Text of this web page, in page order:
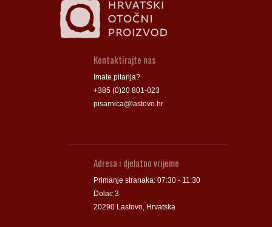
Kontaktirajte nas
Imate pitanja?
+385 (0)20 801-023
pisarnica@lastovo.hr
Adresa i djelatno vrijeme
Primanje stranaka: 07:30 - 11:30
Dolac 3
20290 Lastovo, Hrvatska